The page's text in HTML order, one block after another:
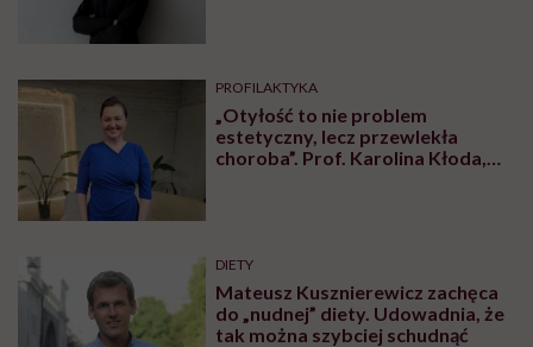
PROFILAKTYKA
„Otyłość to nie problem
estetyczny, lecz przewlekła
choroba”. Prof. Karolina Kłoda,
DIETY
Mateusz Kusznierewicz zachęca
do „nudnej” diety. Udowadnia, że
tak można szybciej schudnąć